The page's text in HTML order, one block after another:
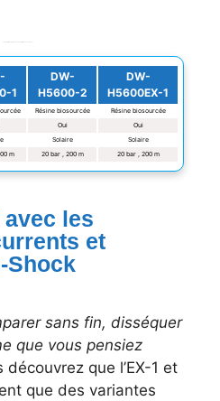
1
DW-
H5600-2
DW-
H5600EX-1
Résine biosourcée
Résine biosourcée
Oui
Oui
Solaire
Solaire
m 20 bar , 200 m 20 bar , 200 m
les
et
Shock
sans fin, disséquer
que vous pensiez
que l’EX-1 et
que des variantes